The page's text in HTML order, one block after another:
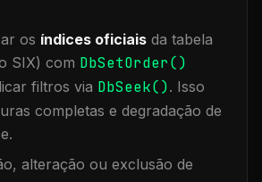
os índices oficiais da tabela
SIX) com DbSetOrder()
filtros via DbSeek(). Isso
completas e degradação de
alteração ou exclusão de